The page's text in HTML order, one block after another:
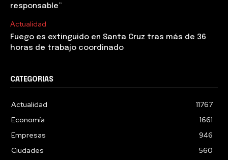
responsable”
Actualidad
Fuego es extinguido en Santa Cruz tras más de 36
horas de trabajo coordinado
CATEGORIAS
Actualidad
11767
Economía
1661
Empresas
946
Ciudades
560